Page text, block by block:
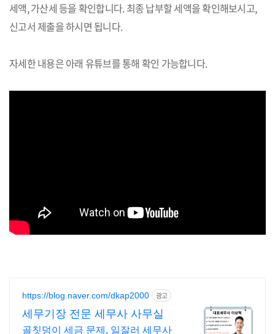
세액, 가산세 등을 확인합니다. 최종 납부할 세액을 확인해보시고,
신고서 제출을 하시면 됩니다.
자세한 내용은 아래 유튜브를 통해 확인 가능합니다.
https://blog.naver.com/dkap2000 광고
세무기장 전문 세무사 사무실
골칫덩이 세금 문제, 일잘러 세무사